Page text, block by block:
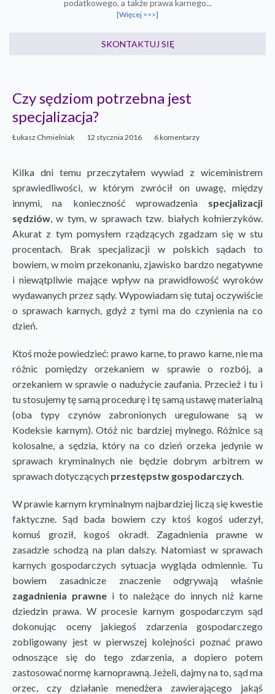
podatkowego, a także prawa karnego...
[Więcej >>>]
SKONTAKTUJ SIĘ
Czy sędziom potrzebna jest
specjalizacja?
Łukasz Chmielniak 12 stycznia 2016 6 komentarzy
Kilka dni temu przeczytałem wywiad z wiceministrem
sprawiedliwości, w którym zwrócił on uwagę, między
innymi, na konieczność wprowadzenia specjalizacji
sędziów, w tym, w sprawach tzw. białych kołnierzyków.
Akurat z tym pomysłem rządzących zgadzam się w stu
procentach. Brak specjalizacji w polskich sądach to
bowiem, w moim przekonaniu, zjawisko bardzo negatywne
i niewątpliwie mające wpływ na prawidłowość wyroków
wydawanych przez sądy. Wypowiadam się tutaj oczywiście
o sprawach karnych, gdyż z tymi ma do czynienia na co
dzień.
Ktoś może powiedzieć: prawo karne, to prawo karne, nie ma
różnic pomiędzy orzekaniem w sprawie o rozbój, a
orzekaniem w sprawie o nadużycie zaufania. Przecież i tu i
tu stosujemy tę samą procedurę i tę samą ustawę materialną
(oba typy czynów zabronionych uregulowane są w
Kodeksie karnym). Otóż nic bardziej mylnego. Różnice są
kolosalne, a sędzia, który na co dzień orzeka jedynie w
sprawach kryminalnych nie będzie dobrym arbitrem w
sprawach dotyczących przestępstw gospodarczych.
W prawie karnym kryminalnym najbardziej liczą się kwestie
faktyczne. Sąd bada bowiem czy ktoś kogoś uderzył,
komuś groził, kogoś okradł. Zagadnienia prawne w
zasadzie schodzą na plan dalszy. Natomiast w sprawach
karnych gospodarczych sytuacja wygląda odmiennie. Tu
bowiem zasadnicze znaczenie odgrywają właśnie
zagadnienia prawne i to należące do innych niż karne
dziedzin prawa. W procesie karnym gospodarczym sąd
dokonując oceny jakiegoś zdarzenia gospodarczego
zobligowany jest w pierwszej kolejności poznać prawo
odnoszące się do tego zdarzenia, a dopiero potem
zastosować normę karnoprawną. Jeżeli, dajmy na to, sąd ma
orzec, czy działanie menedżera zawierającego jakąś